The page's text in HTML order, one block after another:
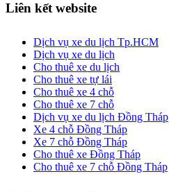
Liên kết website
Dịch vụ xe du lịch Tp.HCM
Dịch vụ xe du lịch
Cho thuê xe du lịch
Cho thuê xe tự lái
Cho thuê xe 4 chỗ
Cho thuê xe 7 chỗ
Dịch vụ xe du lịch Đồng Tháp
Xe 4 chỗ Đồng Tháp
Xe 7 chỗ Đồng Tháp
Cho thuê xe Đồng Tháp
Cho thuê xe 7 chỗ Đồng Tháp